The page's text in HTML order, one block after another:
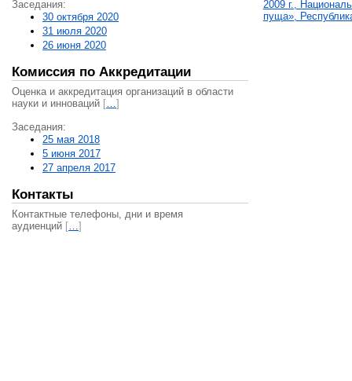
Заседания:
30 октября 2020
31 июля 2020
26 июня 2020
Комиссия по Аккредитации
Оценка и аккредитация организаций в области
науки и инноваций […]
Заседания:
25 мая 2018
5 июня 2017
27 апреля 2017
Контакты
Контактные телефоны, дни и время
аудиенций […]
2009 г.,
пуща»,